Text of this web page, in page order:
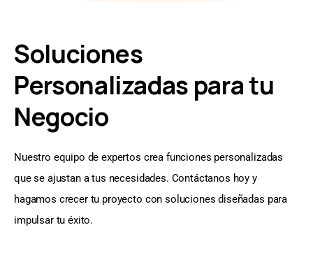
Soluciones
Personalizadas para tu
Negocio
Nuestro equipo de expertos crea funciones personalizadas
que se ajustan a tus necesidades. Contáctanos hoy y
hagamos crecer tu proyecto con soluciones diseñadas para
impulsar tu éxito.